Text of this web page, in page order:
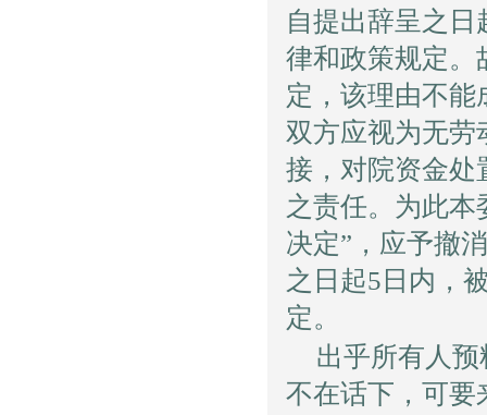
自提出辞呈之
律和政策规定。
定，该理由不能
双方应视为无劳
接，对院资金处
之责任。为此本
决定”，应予撤
之日起5日内，
定。
出乎所有人
不在话下，可要